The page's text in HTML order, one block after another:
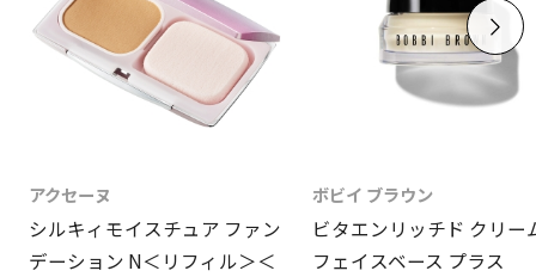
アクセーヌ
シルキィモイスチュア ファン
デーション N＜リフィル＞＜
ボビイ ブラウン
ビタエンリッチド クリー
フェイスベース プラス